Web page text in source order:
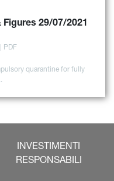
Figures 29/07/2021
PDF
quarantine for fully
INVESTIMENTI
RESPONSABILI